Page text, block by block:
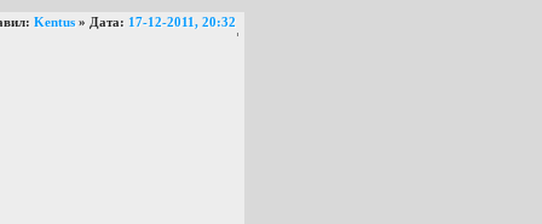
Kentus » Дата: 17-12-2011, 20:32